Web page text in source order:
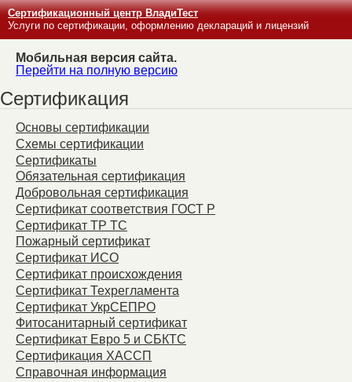
Сертификационный центр ВладиТест
Услуги по сертификации, оформлению деклараций и лицензий
Мобильная версия сайта.
Перейти на полную версию
Сертификация
Основы сертификации
Схемы сертификации
Сертификаты
Обязательная сертификация
Добровольная сертификация
Сертификат соответствия ГОСТ Р
Сертификат ТР ТС
Пожарный сертификат
Сертификат ИСО
Сертификат происхождения
Сертификат Техрегламента
Сертификат УкрСЕПРО
Фитосанитарный сертификат
Сертификат Евро 5 и СБКТС
Сертификация ХАССП
Справочная информация